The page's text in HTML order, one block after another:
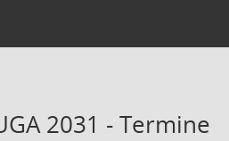
2031 - Termine